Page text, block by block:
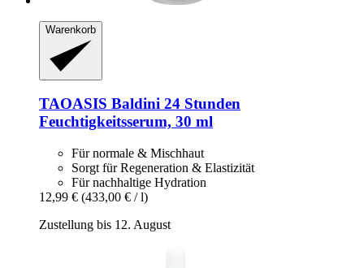
Warenkorb
TAOASIS Baldini 24 Stunden
Feuchtigkeitsserum, 30 ml
Für normale & Mischhaut
Sorgt für Regeneration & Elastizität
Für nachhaltige Hydration
12,99 € (433,00 € / l)
Zustellung bis 12. August